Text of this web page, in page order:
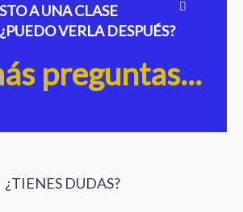
A UNA CLASE
VERLA DESPUÉS?
preguntas...
¿TIENES DUDAS?